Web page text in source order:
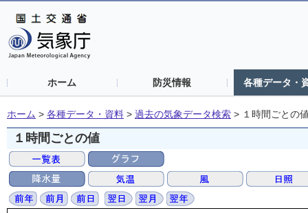
ホーム 防災情報 各種データ・
ホーム > 各種データ・資料 > 過去の気象データ検索 > １時間ごとの
１時間ごとの値